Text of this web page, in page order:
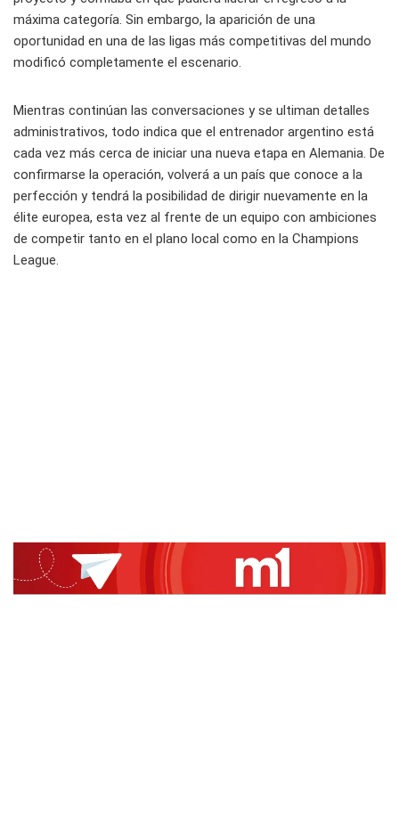
máxima categoría. Sin embargo, la aparición de una
oportunidad en una de las ligas más competitivas del mundo
modificó completamente el escenario.
Mientras continúan las conversaciones y se ultiman detalles
administrativos, todo indica que el entrenador argentino está
cada vez más cerca de iniciar una nueva etapa en Alemania. De
confirmarse la operación, volverá a un país que conoce a la
perfección y tendrá la posibilidad de dirigir nuevamente en la
élite europea, esta vez al frente de un equipo con ambiciones
de competir tanto en el plano local como en la Champions
League.